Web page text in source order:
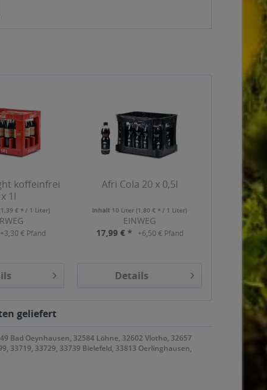
koffeinfrei
1l
€ * / 1 Liter)
+3,30 € Pfand
Afri Cola 20 x 0,5l
Inhalt 10 Liter(1,80 € * / 1 Liter)
EINWEG
17,99 € *
+6,50 € Pfand
Details
geliefert
Bad Oeynhausen, 32584 Löhne, 32602 Vlotho, 32657
33719, 33729, 33739 Bielefeld, 33813 Oerlinghausen,